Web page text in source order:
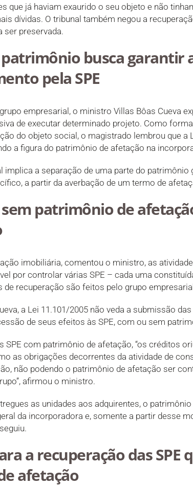
que já haviam exaurido o seu objeto e não
dívidas. O tribunal também negou a
ser preservada.
busca garantir
pela SPE
empresarial, o ministro Villas Bôas Cueva
de executar determinado projeto. Como
do objeto social, o magistrado lembrou que
a figura do patrimônio de afetação na
implica a separação de uma parte do
a partir da averbação de um termo de
sem patrimônio de
imobiliária, comentou o ministro, as
por controlar várias SPE – cada uma
de recuperação são feitos pelo grupo
a Lei 11.101/2005 não veda a submissão
de seus efeitos às SPE, com ou sem
SPE com patrimônio de afetação, “os créditos
as obrigações decorrentes da atividade de
não podendo o patrimônio de afetação ser
afirmou o ministro.
as unidades aos adquirentes, o
da incorporadora e, somente a partir desse
a recuperação das
afetação